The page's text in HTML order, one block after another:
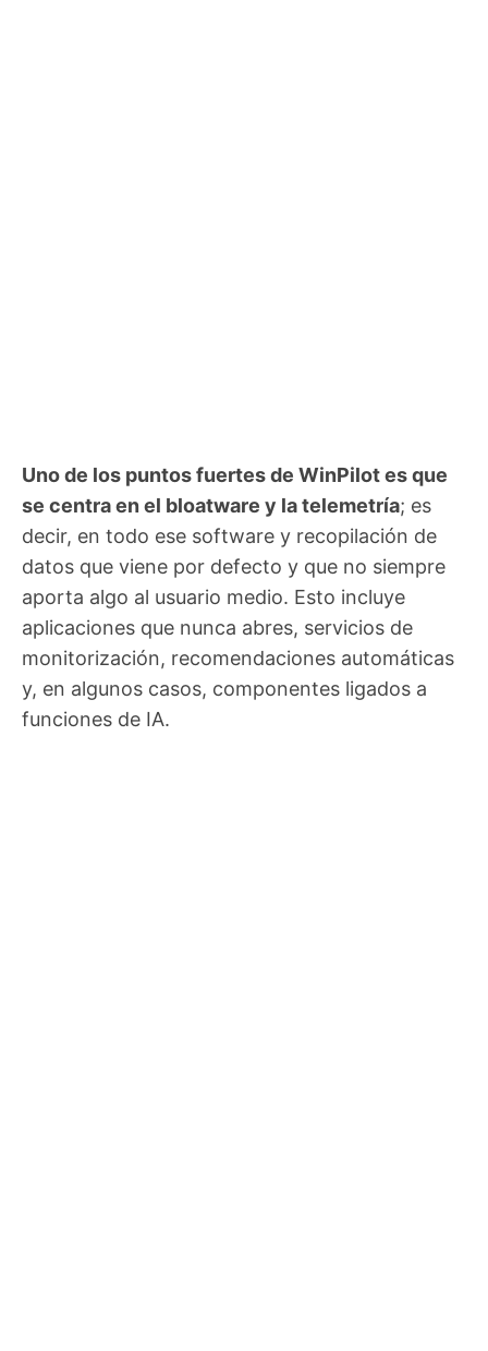
Uno de los puntos fuertes de WinPilot es que
se centra en el bloatware y la telemetría; es
decir, en todo ese software y recopilación de
datos que viene por defecto y que no siempre
aporta algo al usuario medio. Esto incluye
aplicaciones que nunca abres, servicios de
monitorización, recomendaciones automáticas
y, en algunos casos, componentes ligados a
funciones de IA.